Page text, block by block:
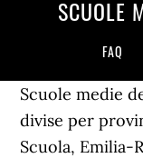
SCUOLE
FAQ
Scuole medie
divise per
Scuola, Emilia-